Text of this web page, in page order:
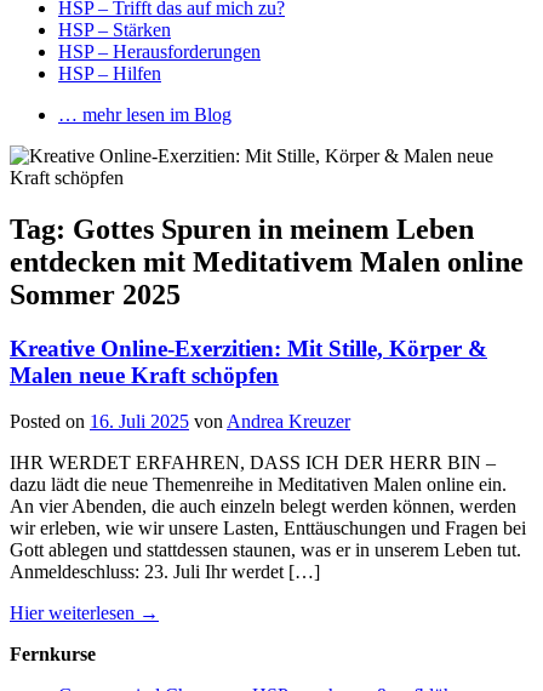
HSP – Trifft das auf mich zu?
HSP – Stärken
HSP – Herausforderungen
HSP – Hilfen
… mehr lesen im Blog
Tag: Gottes Spuren in meinem Leben
entdecken mit Meditativem Malen online
Sommer 2025
Kreative Online-Exerzitien: Mit Stille, Körper &
Malen neue Kraft schöpfen
Posted on 16. Juli 2025 von Andrea Kreuzer
IHR WERDET ERFAHREN, DASS ICH DER HERR BIN –
dazu lädt die neue Themenreihe in Meditativen Malen online ein.
An vier Abenden, die auch einzeln belegt werden können, werden
wir erleben, wie wir unsere Lasten, Enttäuschungen und Fragen bei
Gott ablegen und stattdessen staunen, was er in unserem Leben tut.
Anmeldeschluss: 23. Juli Ihr werdet […]
Hier weiterlesen →
Fernkurse